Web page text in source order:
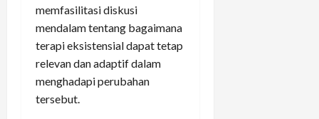
memfasilitasi diskusi
mendalam tentang bagaimana
terapi eksistensial dapat tetap
relevan dan adaptif dalam
menghadapi perubahan
tersebut.